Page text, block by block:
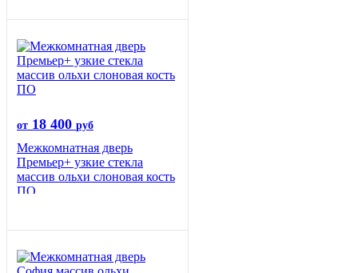
от 18 400 руб
Межкомнатная дверь
Премьер+ узкие стекла
массив ольхи слоновая кость
ПО